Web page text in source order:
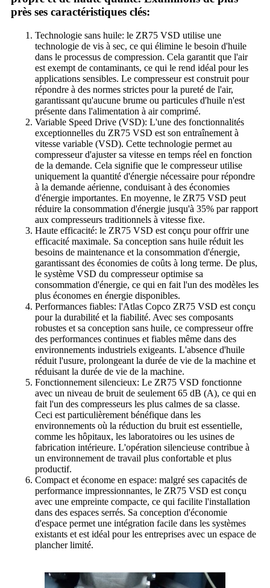
près ses caractéristiques clés:
Technologie sans huile: le ZR75 VSD utilise une
technologie de vis à sec, ce qui élimine le besoin d'huile
dans le processus de compression. Cela garantit que l'air
est exempt de contaminants, ce qui le rend idéal pour les
applications sensibles. Le compresseur est construit pour
répondre à des normes strictes pour la pureté de l'air,
garantissant qu'aucune brume ou particules d'huile n'est
présente dans l'alimentation à air comprimé.
Variable Speed ​​Drive (VSD): L'une des fonctionnalités
exceptionnelles du ZR75 VSD est son entraînement à
vitesse variable (VSD). Cette technologie permet au
compresseur d'ajuster sa vitesse en temps réel en fonction
de la demande. Cela signifie que le compresseur utilise
uniquement la quantité d'énergie nécessaire pour répondre
à la demande aérienne, conduisant à des économies
d'énergie importantes. En moyenne, le ZR75 VSD peut
réduire la consommation d'énergie jusqu'à 35% par rapport
aux compresseurs traditionnels à vitesse fixe.
Haute efficacité: le ZR75 VSD est conçu pour offrir une
efficacité maximale. Sa conception sans huile réduit les
besoins de maintenance et la consommation d'énergie,
garantissant des économies de coûts à long terme. De plus,
le système VSD du compresseur optimise sa
consommation d'énergie, ce qui en fait l'un des modèles les
plus économes en énergie disponibles.
Performances fiables: l'Atlas Copco ZR75 VSD est conçu
pour la durabilité et la fiabilité. Avec ses composants
robustes et sa conception sans huile, ce compresseur offre
des performances continues et fiables même dans des
environnements industriels exigeants. L'absence d'huile
réduit l'usure, prolongeant la durée de vie de la machine et
réduisant la durée de vie de la machine.
Fonctionnement silencieux: Le ZR75 VSD fonctionne
avec un niveau de bruit de seulement 65 dB (A), ce qui en
fait l'un des compresseurs les plus calmes de sa classe.
Ceci est particulièrement bénéfique dans les
environnements où la réduction du bruit est essentielle,
comme les hôpitaux, les laboratoires ou les usines de
fabrication intérieure. L'opération silencieuse contribue à
un environnement de travail plus confortable et plus
productif.
Compact et économe en espace: malgré ses capacités de
performance impressionnantes, le ZR75 VSD est conçu
avec une empreinte compacte, ce qui facilite l'installation
dans des espaces serrés. Sa conception d'économie
d'espace permet une intégration facile dans les systèmes
existants et est idéal pour les entreprises avec un espace de
plancher limité.